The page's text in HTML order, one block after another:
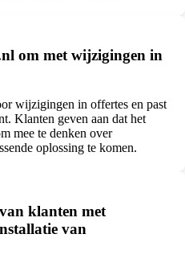
om met wijzigingen in
wijzigingen in offertes en past
Klanten geven aan dat het
mee te denken over
oplossing te komen.
klanten met
van